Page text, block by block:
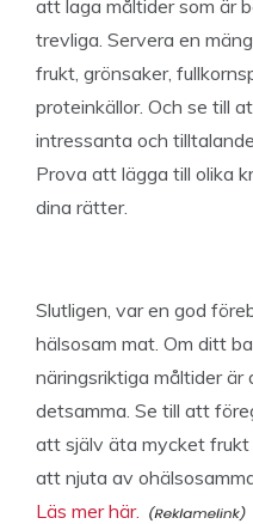
att laga måltider som är
trevliga. Servera en
frukt, grönsaker,
proteinkällor. Och se till
intressanta och
Prova att lägga till olika
dina rätter.
Slutligen, var en god
hälsosam mat. Om ditt
näringsriktiga måltider
detsamma. Se till att
att själv äta mycket frukt
att njuta av
Läs mer här.